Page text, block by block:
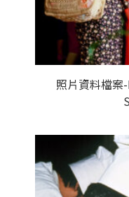
照片資料檔案